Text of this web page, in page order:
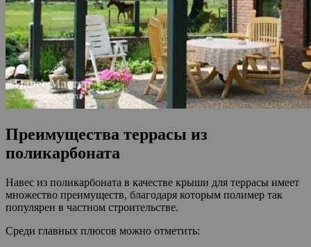
Преимущества террасы из
поликарбоната
Навес из поликарбоната в качестве крыши для террасы имеет
множество преимуществ, благодаря которым полимер так
популярен в частном строительстве.
Среди главных плюсов можно отметить: